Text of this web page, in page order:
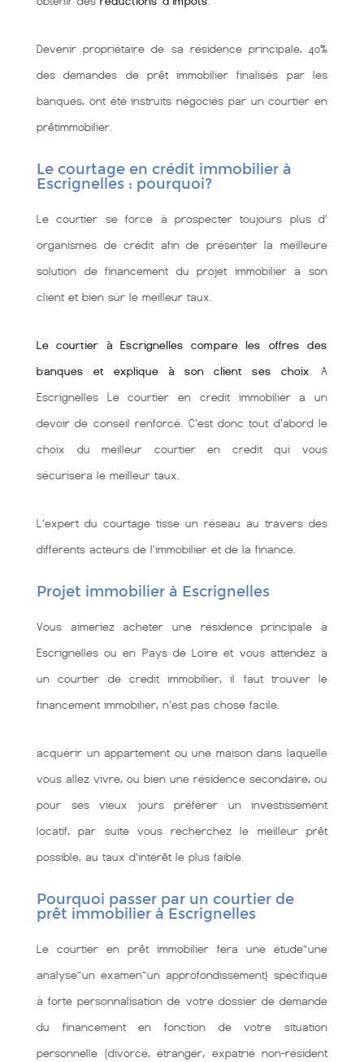
Devenir propriétaire de sa résidence principale, 40%
des demandes de prêt immobilier finalisés par les
banques, ont été instruits négociés par un courtier en
prêtimmobilier.
Le courtage en crédit immobilier à
Escrignelles : pourquoi?
Le courtier se force à prospecter toujours plus d'
organismes de crédit afin de présenter la meilleure
solution de financement du projet immobilier à son
client et bien sùr le meilleur taux.
Le courtier à Escrignelles compare les offres des
banques et explique à son client ses choix . A
Escrignelles Le courtier en credit immobilier a un
devoir de conseil renforcé. C'est donc tout d'abord le
choix du meilleur courtier en credit qui vous
sécurisera le meilleur taux.
L'expert du courtage tisse un réseau au travers des
différents acteurs de l'immobilier et de la finance.
Projet immobilier à Escrignelles
Vous aimeriez acheter une résidence principale à
Escrignelles ou en Pays de Loire et vous attendez à
un courtier de credit immobilier, il faut trouver le
financement immobilier, n'est pas chose facile.
acquérir un appartement ou une maison dans laquelle
vous allez vivre, ou bien une résidence secondaire, ou
pour ses vieux jours préférer un investissement
locatif, par suite vous recherchez le meilleur prêt
possible, au taux d’intérêt le plus faible.
Pourquoi passer par un courtier de
prêt immobilier à Escrignelles
Le courtier en prêt immobilier fera une étude~une
analyse~un examen~un approfondissement} spécifique
à forte personnalisation de votre dossier de demande
du financement en fonction de votre situation
personnelle (divorcé, étranger, expatrié non-résident